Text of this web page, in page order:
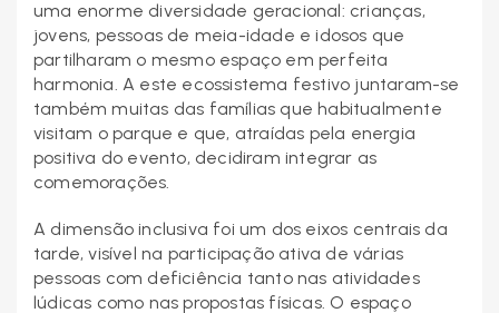
uma enorme diversidade geracional: crianças,
jovens, pessoas de meia-idade e idosos que
partilharam o mesmo espaço em perfeita
harmonia. A este ecossistema festivo juntaram-se
também muitas das famílias que habitualmente
visitam o parque e que, atraídas pela energia
positiva do evento, decidiram integrar as
comemorações.
A dimensão inclusiva foi um dos eixos centrais da
tarde, visível na participação ativa de várias
pessoas com deficiência tanto nas atividades
lúdicas como nas propostas físicas. O espaço